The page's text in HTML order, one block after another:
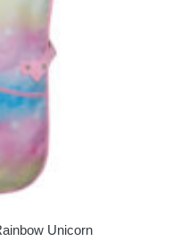
Unicorn